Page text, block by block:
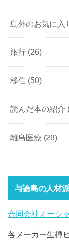
島外のお気に入
旅行 (26)
移住 (50)
読んだ本の紹介
離島医療 (28)
与論島の人材
合同会社オーシ
各メーカー生樽